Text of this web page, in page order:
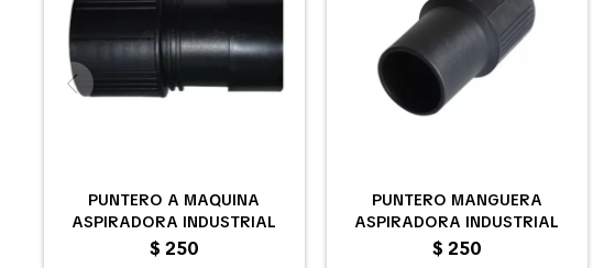
PUNTERO A MAQUINA
ASPIRADORA INDUSTRIAL
$ 250
PUNTERO MANGUERA
ASPIRADORA INDUSTRIAL
$ 250